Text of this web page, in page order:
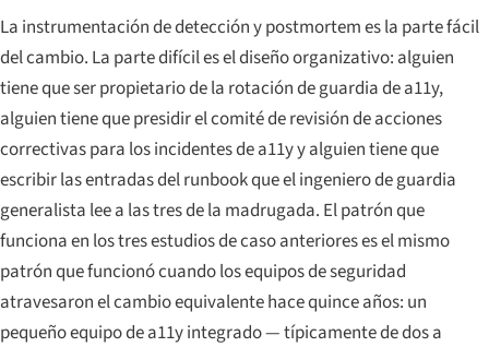
La instrumentación de detección y postmortem es la parte fácil
del cambio. La parte difícil es el diseño organizativo: alguien
tiene que ser propietario de la rotación de guardia de a11y,
alguien tiene que presidir el comité de revisión de acciones
correctivas para los incidentes de a11y y alguien tiene que
escribir las entradas del runbook que el ingeniero de guardia
generalista lee a las tres de la madrugada. El patrón que
funciona en los tres estudios de caso anteriores es el mismo
patrón que funcionó cuando los equipos de seguridad
atravesaron el cambio equivalente hace quince años: un
pequeño equipo de a11y integrado — típicamente de dos a